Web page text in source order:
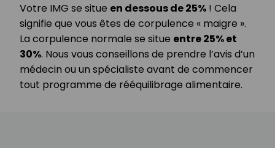
Votre IMG se situe en dessous de 25% ! Cela
signifie que vous êtes de corpulence « maigre ».
La corpulence normale se situe entre 25% et
30%. Nous vous conseillons de prendre l’avis d’un
médecin ou un spécialiste avant de commencer
tout programme de rééquilibrage alimentaire.